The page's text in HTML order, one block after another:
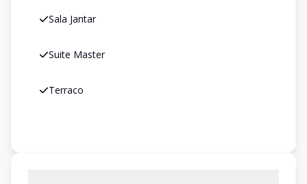
Sala Jantar
Suite Master
Terraco